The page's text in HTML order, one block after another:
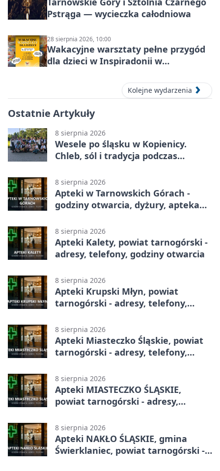
Pstrąga — wycieczka całodniowa
28 sierpnia 2026, 10:00
Wakacyjne warsztaty pełne przygód
dla dzieci w Inspiradonii w
Kolejne wydarzenia
Ostatnie Artykuły
8 sierpnia 2026
Wesele po śląsku w Kopienicy.
Chleb, sól i tradycja podczas
8 sierpnia 2026
Apteki w Tarnowskich Górach -
godziny otwarcia, dyżury, apteka
8 sierpnia 2026
Apteki Kalety, powiat tarnogórski -
adresy, telefony, godziny otwarcia
8 sierpnia 2026
Apteki Krupski Młyn, powiat
tarnogórski - adresy, telefony,
8 sierpnia 2026
Apteki Miasteczko Śląskie, powiat
tarnogórski - adresy, telefony,
8 sierpnia 2026
Apteki MIASTECZKO ŚLĄSKIE,
powiat tarnogórski - adresy,
8 sierpnia 2026
Apteki NAKŁO ŚLĄSKIE, gmina
Świerklaniec, powiat tarnogórski -